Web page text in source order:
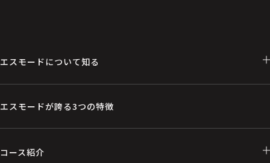
エスモードについて知る
エスモードが誇る3つの特徴
コース紹介